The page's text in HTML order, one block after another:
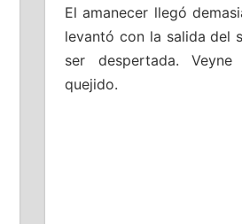
El amanecer llegó
levantó con la salida del
ser despertada.
quejido.